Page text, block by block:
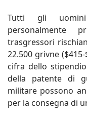
Tutti gli
trasgressori
22.500 grivne
cifra dello
della patente di
militare possono
per la consegna di